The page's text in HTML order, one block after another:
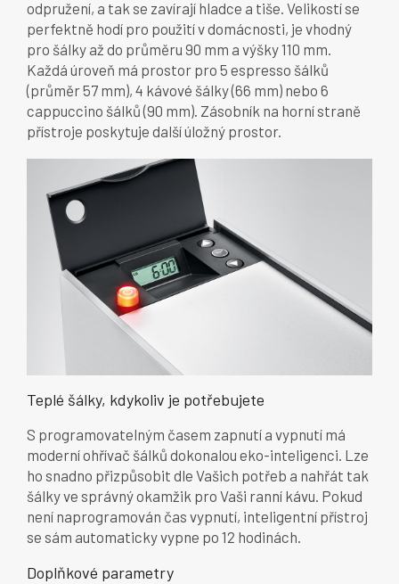
odpružení, a tak se zavírají hladce a tiše. Velikostí se
perfektně hodí pro použití v domácnosti, je vhodný
pro šálky až do průměru 90 mm a výšky 110 mm.
Každá úroveň má prostor pro 5 espresso šálků
(průměr 57 mm), 4 kávové šálky (66 mm) nebo 6
cappuccino šálků (90 mm). Zásobník na horní straně
přístroje poskytuje další úložný prostor.
Teplé šálky, kdykoliv je potřebujete
S programovatelným časem zapnutí a vypnutí má
moderní ohřívač šálků dokonalou eko-inteligenci. Lze
ho snadno přizpůsobit dle Vašich potřeb a nahřát tak
šálky ve správný okamžik pro Vaši ranní kávu. Pokud
není naprogramován čas vypnutí, inteligentní přístroj
se sám automaticky vypne po 12 hodinách.
Doplňkové parametry